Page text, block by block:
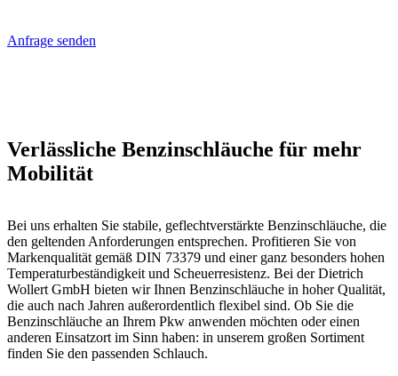
Anfrage senden
Verlässliche Benzinschläuche für mehr
Mobilität
Bei uns erhalten Sie stabile, geflechtverstärkte Benzinschläuche, die
den geltenden Anforderungen entsprechen. Profitieren Sie von
Markenqualität gemäß DIN 73379 und einer ganz besonders hohen
Temperaturbeständigkeit und Scheuerresistenz. Bei der Dietrich
Wollert GmbH bieten wir Ihnen Benzinschläuche in hoher Qualität,
die auch nach Jahren außerordentlich flexibel sind. Ob Sie die
Benzinschläuche an Ihrem Pkw anwenden möchten oder einen
anderen Einsatzort im Sinn haben: in unserem großen Sortiment
finden Sie den passenden Schlauch.